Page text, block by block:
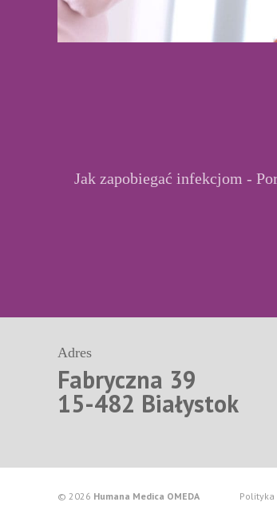
Jak zapobiegać infekcjom -
Adres
Fabryczna 39
15-482 Białystok
© 2026 Humana Medica OMEDA Polityka